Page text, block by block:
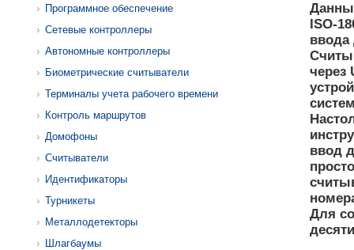
Программное обеспечение
Сетевые контроллеры
Автономные контроллеры
Биометрические считыватели
Терминалы учета рабочего времени
Контроль маршрутов
Домофоны
Считыватели
Идентификаторы
Турникеты
Металлодетекторы
Шлагбаумы
ISO-
ввода
через
ввод
Для